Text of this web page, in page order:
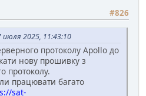
#826
2025, 11:43:10
протоколу Apollo до
нову прошивку з
протоколу.
працювати багато
sat-